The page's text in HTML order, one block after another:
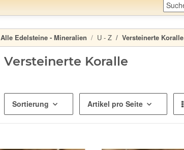
Alle Edelsteine - Mineralien U - Z Versteinerte Koralle
Versteinerte Koralle
Sortierung Artikel pro Seite